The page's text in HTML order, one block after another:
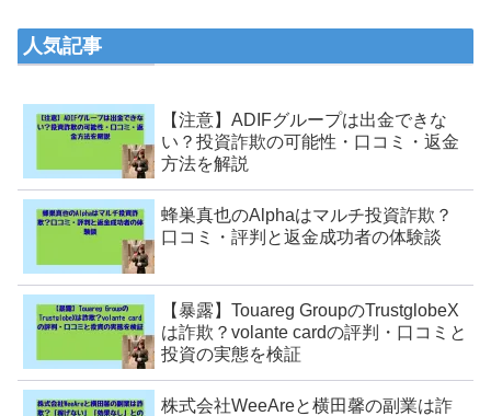
人気記事
【注意】ADIFグループは出金できな
い？投資詐欺の可能性・口コミ・返金
方法を解説
蜂巣真也のAlphaはマルチ投資詐欺？
口コミ・評判と返金成功者の体験談
【暴露】Touareg GroupのTrustglobeX
は詐欺？volante cardの評判・口コミと
投資の実態を検証
株式会社WeeAreと横田馨の副業は詐